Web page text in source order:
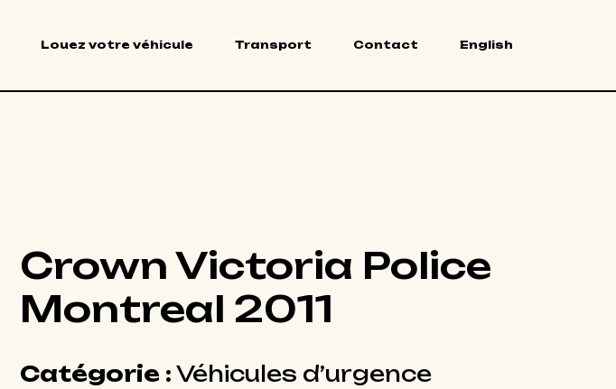
Louez votre véhicule Transport Contact English
Crown Victoria Police
Montreal 2011
Catégorie : Véhicules d’urgence